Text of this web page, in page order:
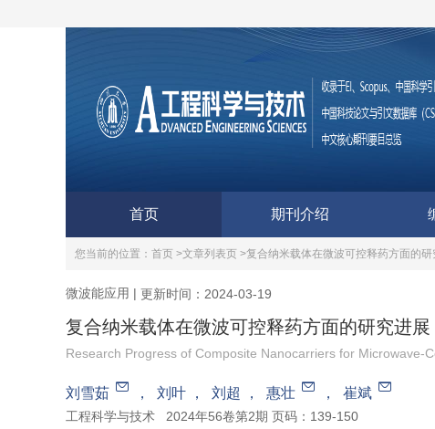
首页 期刊介绍
您当前的位置： 首页 >文章列表页 >复合纳米载体在微波可控释药方面的研
微波能应用 | 更新时间：2024-03-19
复合纳米载体在微波可控释药方面的研究进展
Research Progress of Composite Nanocarriers for Microwave-
刘雪茹 ， 刘叶 ， 刘超 ， 惠壮 ， 崔斌
工程科学与技术
2024年56卷第2期 页码：139-150